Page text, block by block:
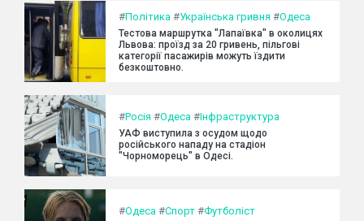
#Політика #Українська гривня #Одеса
Тестова маршрутка "Лапаївка" в околицях
Львова: проїзд за 20 гривень, пільгові
категорії пасажирів можуть їздити
безкоштовно.
#Росія #Одеса #Інфраструктура
УАФ виступила з осудом щодо
російського нападу на стадіон
"Чорноморець" в Одесі.
#Одеса #Спорт #Футболіст